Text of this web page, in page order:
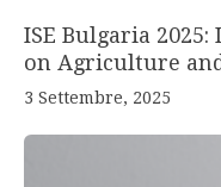
ISE Bulgaria
on Agriculture
3 Settembre, 2025